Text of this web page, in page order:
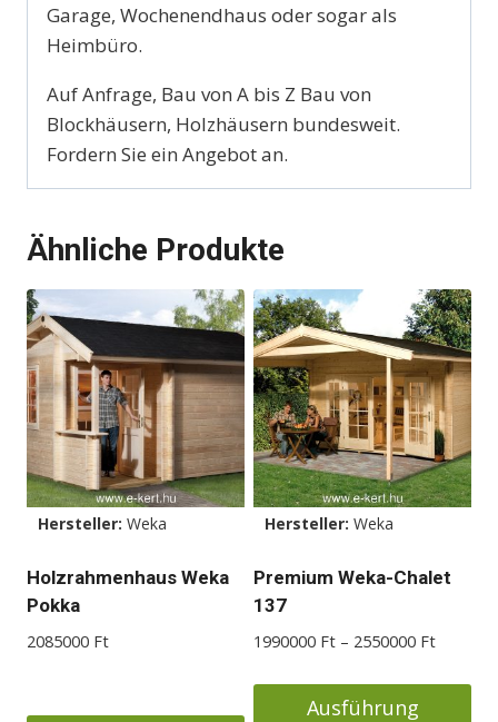
Garage, Wochenendhaus oder sogar als
Heimbüro.
Auf Anfrage, Bau von A bis Z Bau von
Blockhäusern, Holzhäusern bundesweit.
Fordern Sie ein Angebot an.
Ähnliche Produkte
Hersteller: Weka
Holzrahmenhaus Weka
Pokka
2085000 Ft
Hersteller: Weka
Premium Weka-Chalet
137
1990000 Ft – 2550000 Ft
bis
Ausführung